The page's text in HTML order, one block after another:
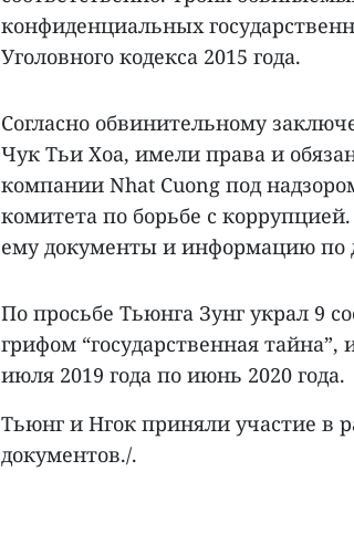
конфиденциальных
Уголовного кодекса 2015 года.
Согласно обвинительному
Чук Тьи Хоа, имели права и
компании Nhat Cuong под
комитета по борьбе с
ему документы и информацию по
По просьбе Тьюнга Зунг украл 9
грифом “государственная
июля 2019 года по июнь 2020 года.
Тьюнг и Нгок приняли участие в
документов./.